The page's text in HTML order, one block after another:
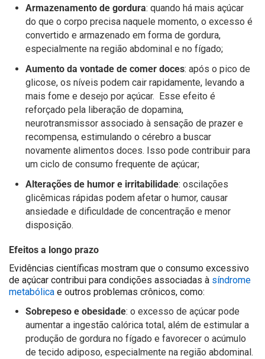
Armazenamento de gordura: quando há mais açúcar
do que o corpo precisa naquele momento, o excesso é
convertido e armazenado em forma de gordura,
especialmente na região abdominal e no fígado;
Aumento da vontade de comer doces: após o pico de
glicose, os níveis podem cair rapidamente, levando a
mais fome e desejo por açúcar. Esse efeito é
reforçado pela liberação de dopamina,
neurotransmissor associado à sensação de prazer e
recompensa, estimulando o cérebro a buscar
novamente alimentos doces. Isso pode contribuir para
um ciclo de consumo frequente de açúcar;
Alterações de humor e irritabilidade: oscilações
glicêmicas rápidas podem afetar o humor, causar
ansiedade e dificuldade de concentração e menor
disposição.
Efeitos a longo prazo
Evidências científicas mostram que o consumo excessivo
de açúcar contribui para condições associadas à síndrome
metabólica e outros problemas crônicos, como:
Sobrepeso e obesidade: o excesso de açúcar pode
aumentar a ingestão calórica total, além de estimular a
produção de gordura no fígado e favorecer o acúmulo
de tecido adiposo, especialmente na região abdominal.